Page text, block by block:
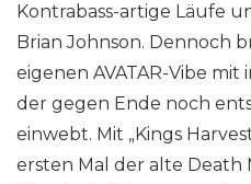
Kontrabass-artige Läufe
Brian Johnson. Dennoch
eigenen AVATAR-Vibe mit
der gegen Ende noch
einwebt. Mit „Kings
ersten Mal der alte Death